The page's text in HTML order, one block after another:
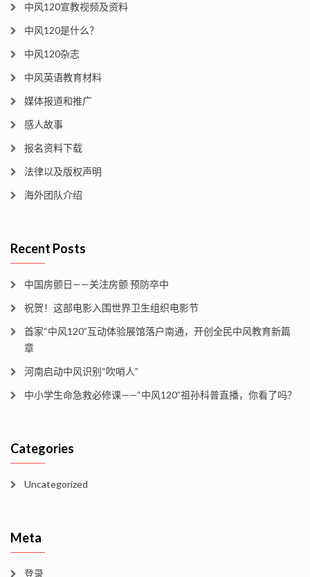
中风120宣教视频及资料
中风120是什么？
中风120杂志
中风英语教育材料
媒体报道和推广
感人故事
报名资料下载
法律以及版权声明
海外团队介绍
Recent Posts
中国房颤日——关注房颤 预防卒中
祝贺！这部电影入围世界卫生组织电影节
首家“中风120”互动体验展馆落户南通，开创全民中风教育新篇
章
河南启动中风识别“吹哨人”
中小学生命急救必修课——“中风120”祖孙科普直播，你看了吗？
Categories
Uncategorized
Meta
登录